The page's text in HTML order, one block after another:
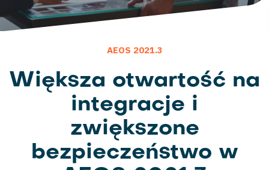
AEOS 2021.3
Większa otwartość na
integracje i
zwiększone
bezpieczeństwo w